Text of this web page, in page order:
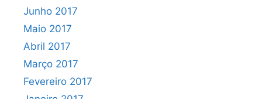
Junho 2017
Maio 2017
Abril 2017
Março 2017
Fevereiro 2017